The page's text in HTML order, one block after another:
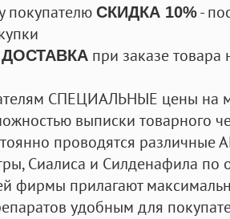
покупателю СКИДКА 10%-
при заказе
СПЕЦИАЛЬНЫЕ цены на
выписки товарного
проводятся
Сиалиса и Силденафила по
фирмы прилагают
удобным для